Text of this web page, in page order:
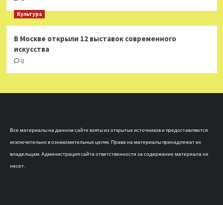
Культура
В Москве открыли 12 выставок современного
искусства
0
Все материалы на данном сайте взяты из открытых источников и предоставляются
исключительно в ознакомительных целях. Права на материалы принадлежат их
владельцам. Администрация сайта ответственности за содержание материала не
несет.